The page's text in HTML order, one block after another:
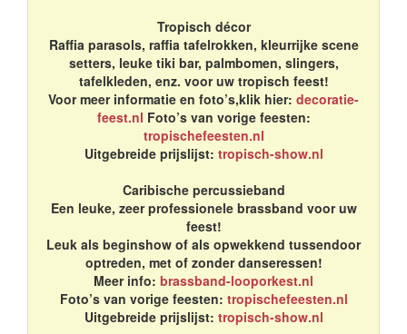
Tropisch décor
Raffia parasols, raffia tafelrokken, kleurrijke scene
setters, leuke tiki bar, palmbomen, slingers,
tafelkleden, enz. voor uw tropisch feest!
Voor meer informatie en foto’s,klik hier: decoratie-
feest.nl Foto’s van vorige feesten:
tropischefeesten.nl
Uitgebreide prijslijst: tropisch-show.nl
Caribische percussieband
Een leuke, zeer professionele brassband voor uw
feest!
Leuk als beginshow of als opwekkend tussendoor
optreden, met of zonder danseressen!
Meer info: brassband-looporkest.nl
Foto’s van vorige feesten: tropischefeesten.nl
Uitgebreide prijslijst: tropisch-show.nl